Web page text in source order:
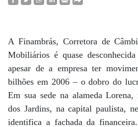
A Finambrás, Corretora de
Mobiliários é quase
apesar de a empresa ter
bilhões em 2006 – o dobro do
Em sua sede na alameda
dos Jardins, na capital paulista,
identifica a fachada da